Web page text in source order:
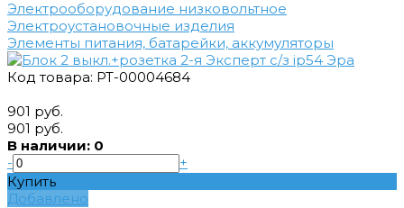
Электрооборудование низковольтное
Электроустановочные изделия
Элементы питания, батарейки, аккумуляторы
Код товара: РТ-00004684
901 руб.
901 руб.
В наличии: 0
-
+
Купить
Добавлено